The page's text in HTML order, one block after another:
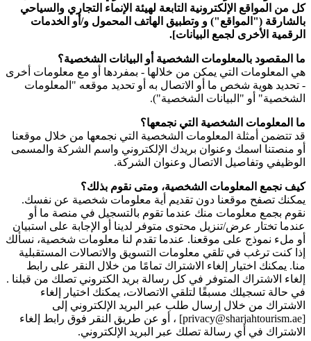
كل من المواقع الإلكترونية التابعة لهيئة الإنماء التجاري والسياحي
بالشارقة ("المواقع") و وتطبيق الهاتف المحمول و/أو الخدمات
الرقمية الأخرى لجمع البيانات].
ما المقصود بالمعلومات الشخصية أو البيانات الشخصية؟
هي المعلومات التي يمكن من خلالها - بمفردها أو مع معلومات أخرى
- تحديد هوية شخص ما أو الاتصال به أو تحديد موقعه "المعلومات
الشخصية" أو "البيانات الشخصية").
ما المعلومات الشخصية التي نجمعها؟
قد تتضمن أمثلة المعلومات الشخصية التي نجمعها من خلال موقعنا
أو منصتنا اسمك وعنوان بريدك الإلكتروني واسم الشركة والمسمى
الوظيفي وتفاصيل الاتصال وعنوان الشركة.
كيف نجمع المعلومات الشخصية، ومتى نقوم بذلك؟
يمكنك تصفح موقعنا دون تقديم أية معلومات شخصية عن نفسك.
نقوم بجمع معلومات منك عندما تقوم بالتسجيل في منصة ما أو
عندما تختار عرض/تنزيل محتوى متوفر لدينا أو الإجابة على استبيان
أو ملء نموذج على موقعنا. عندما تقدم لنا معلومات شخصية، نسألك
إذا كنت ترغب في تلقي معلومات التسويق والاتصالات المستقبلية
منا. يمكنك اختيار إلغاء الاشتراك تمامًا من خلال النقر على رابط
إلغاء الاشتراك المتوفر في كل رسالة بريد الكتروني تصلك من قبلنا .
في حالة تسجيلك مسبقًا لتلقي الاتصالات، يمكنك اختيار إلغاء
الاشتراك من خلال إرسال طلب عبر البريد الإلكتروني إلى
[privacy@sharjahtourism.ae] ، أو عن طريق النقر فوق رابط إلغاء
الاشتراك في أي رسالة تصلك عبر البريد الإلكتروني.